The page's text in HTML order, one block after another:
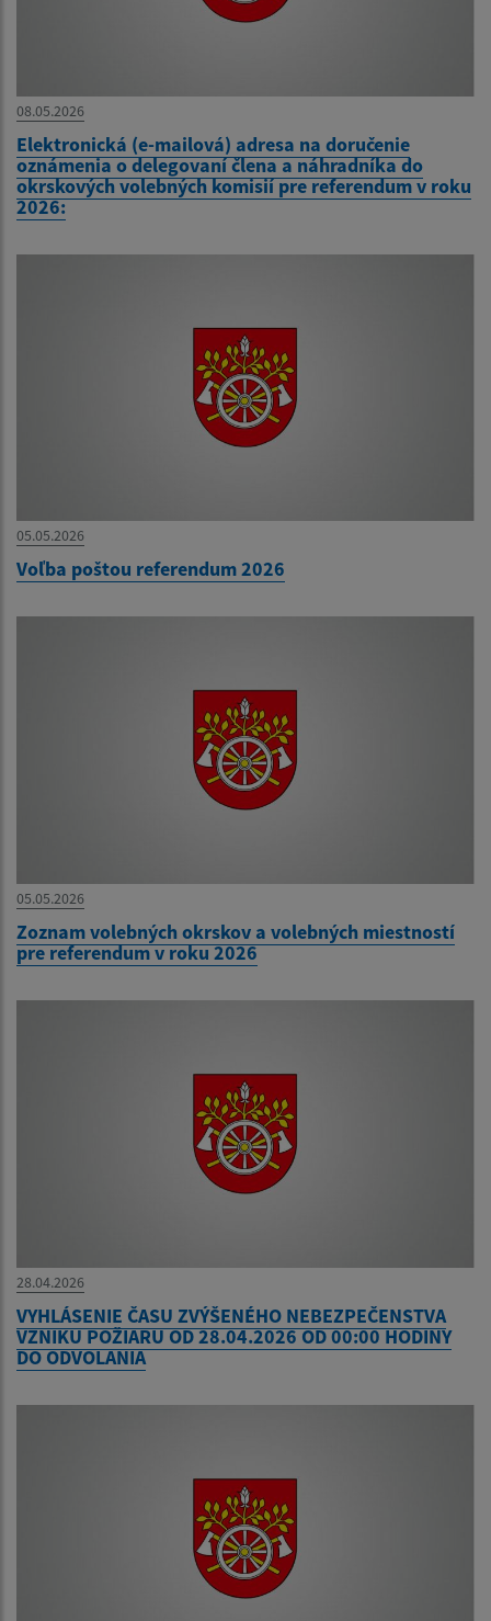
08.05.2026
Elektronická (e-mailová) adresa na doručenie
oznámenia o delegovaní člena a náhradníka do
okrskových volebných komisií pre referendum v roku
2026:
05.05.2026
Voľba poštou referendum 2026
05.05.2026
Zoznam volebných okrskov a volebných miestností
pre referendum v roku 2026
28.04.2026
VYHLÁSENIE ČASU ZVÝŠENÉHO NEBEZPEČENSTVA
VZNIKU POŽIARU OD 28.04.2026 OD 00:00 HODINY
DO ODVOLANIA